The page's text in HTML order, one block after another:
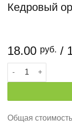
Кедровый
18.00 руб. /
Количество
Общая